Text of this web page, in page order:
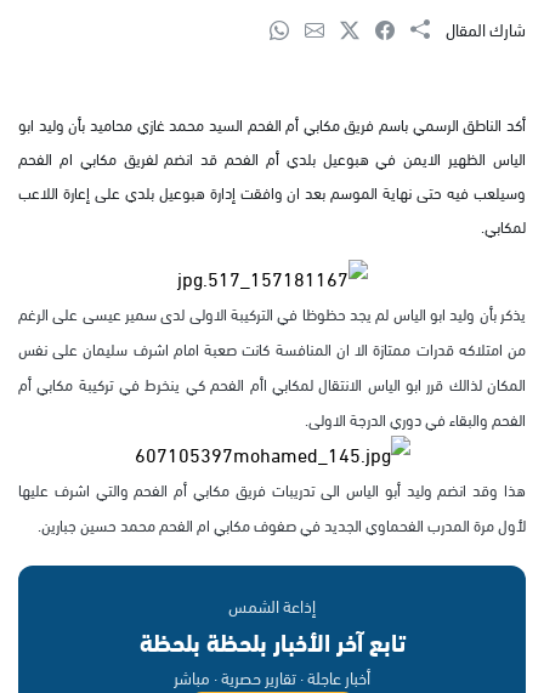
شارك المقال
أكد الناطق الرسمي باسم فريق مكابي أم الفحم السيد محمد غازي محاميد بأن وليد ابو
الياس الظهير الايمن في هبوعيل بلدي أم الفحم قد انضم لفريق مكابي ام الفحم
وسيلعب فيه حتى نهاية الموسم بعد ان وافقت إدارة هبوعيل بلدي على إعارة اللاعب
لمكابي.
يذكر بأن وليد ابو الياس لم يجد حظوظا في التركيبة الاولى لدى سمير عيسى على الرغم
من امتلاكه قدرات ممتازة الا ان المنافسة كانت صعبة امام اشرف سليمان على نفس
المكان لذالك قرر ابو الياس الانتقال لمكابي اأم الفحم كي ينخرط في تركيبة مكابي أم
الفحم والبقاء في دوري الدرجة الاولى.
هذا وقد انضم وليد أبو الياس الى تدريبات فريق مكابي أم الفحم والتي اشرف عليها
لأول مرة المدرب الفحماوي الجديد في صفوف مكابي ام الفحم محمد حسين جبارين.
إذاعة الشمس
تابع آخر الأخبار بلحظة بلحظة
أخبار عاجلة · تقارير حصرية · مباشر